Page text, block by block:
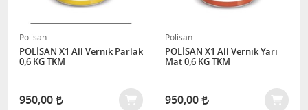
Polisan
POLİSAN X1 All Vernik Parlak
0,6 KG TKM
950,00
Polisan
POLİSAN X1 All Vernik Yarı
Mat 0,6 KG TKM
950,00